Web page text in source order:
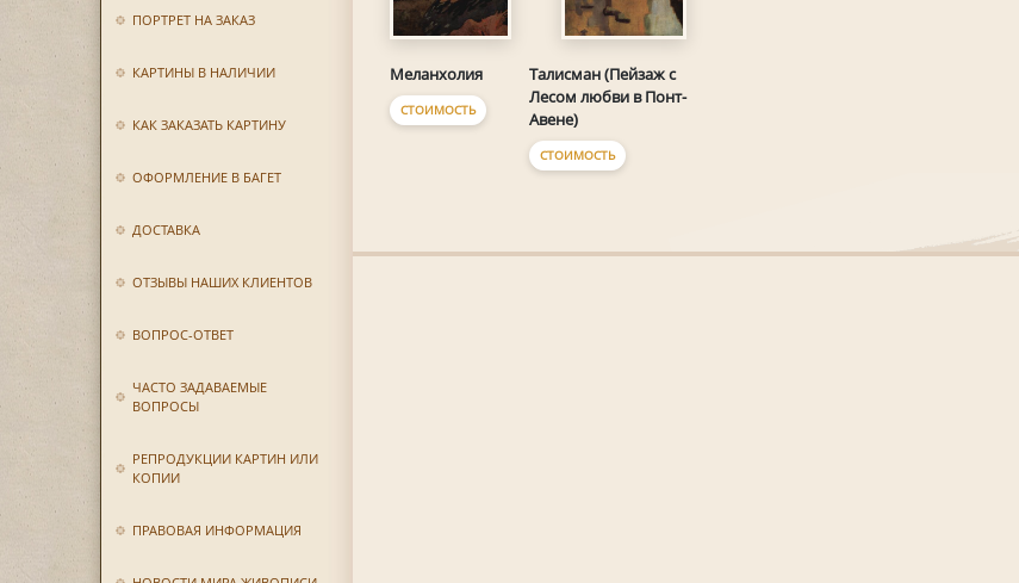
ПОРТРЕТ НА ЗАКАЗ
КАРТИНЫ В НАЛИЧИИ
КАК ЗАКАЗАТЬ КАРТИНУ
ОФОРМЛЕНИЕ В БАГЕТ
ДОСТАВКА
ОТЗЫВЫ НАШИХ КЛИЕНТОВ
ВОПРОС-ОТВЕТ
ЧАСТО ЗАДАВАЕМЫЕ
ВОПРОСЫ
РЕПРОДУКЦИИ КАРТИН ИЛИ
КОПИИ
ПРАВОВАЯ ИНФОРМАЦИЯ
Меланхолия
СТОИМОСТЬ
Талисман (Пейзаж с
Лесом любви в Понт-
Авене)
СТОИМОСТЬ